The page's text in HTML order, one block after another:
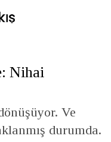
Nihai
Ve
durumda.